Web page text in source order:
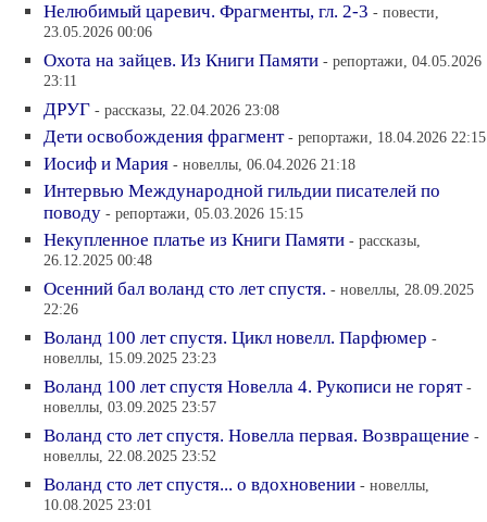
Нелюбимый царевич. Фрагменты, гл. 2-3 - повести,
23.05.2026 00:06
Охота на зайцев. Из Книги Памяти - репортажи, 04.05.2026
23:11
ДРУГ - рассказы, 22.04.2026 23:08
Дети освобождения фрагмент - репортажи, 18.04.2026 22:15
Иосиф и Мария - новеллы, 06.04.2026 21:18
Интервью Международной гильдии писателей по
поводу - репортажи, 05.03.2026 15:15
Некупленное платье из Книги Памяти - рассказы,
26.12.2025 00:48
Осенний бал воланд сто лет спустя. - новеллы, 28.09.2025
22:26
Воланд 100 лет спустя. Цикл новелл. Парфюмер -
новеллы, 15.09.2025 23:23
Воланд 100 лет спустя Новелла 4. Рукописи не горят -
новеллы, 03.09.2025 23:57
Воланд сто лет спустя. Новелла первая. Возвращение -
новеллы, 22.08.2025 23:52
Воланд сто лет спустя... о вдохновении - новеллы,
10.08.2025 23:01